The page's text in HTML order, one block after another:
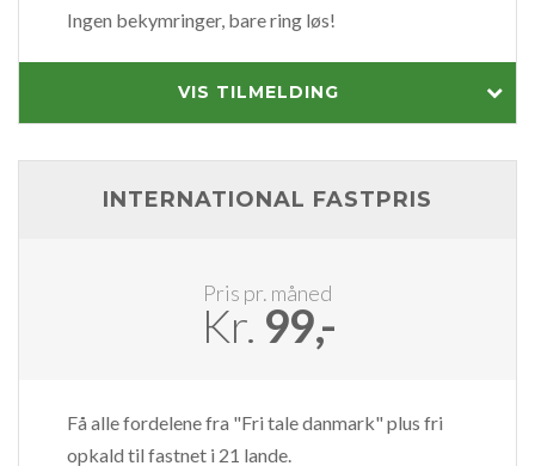
Ingen bekymringer, bare ring løs!
VIS TILMELDING
INTERNATIONAL FASTPRIS
Pris pr. måned
Kr. 99,-
Få alle fordelene fra "Fri tale danmark" plus fri
opkald til fastnet i 21 lande.